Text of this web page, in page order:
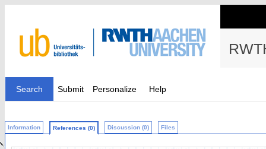
Search Submit Personalize Help
Information References (0) Discussion (0) Files